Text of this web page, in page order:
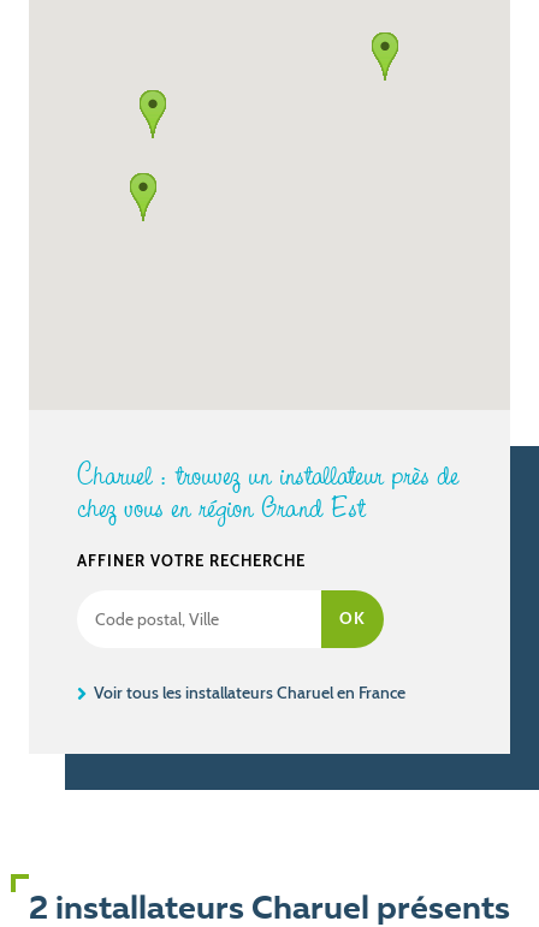
Charuel : trouvez un installateur près de
chez vous en région Grand Est
AFFINER VOTRE RECHERCHE
Voir tous les installateurs Charuel en France
2 installateurs Charuel présents